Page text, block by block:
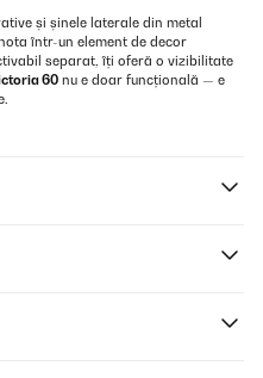
și șinele laterale din metal
într-un element de decor
separat, îți oferă o vizibilitate
60 nu e doar funcțională — e